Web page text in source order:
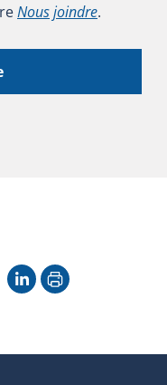
Nous joindre.
page
LinkedInImprimer